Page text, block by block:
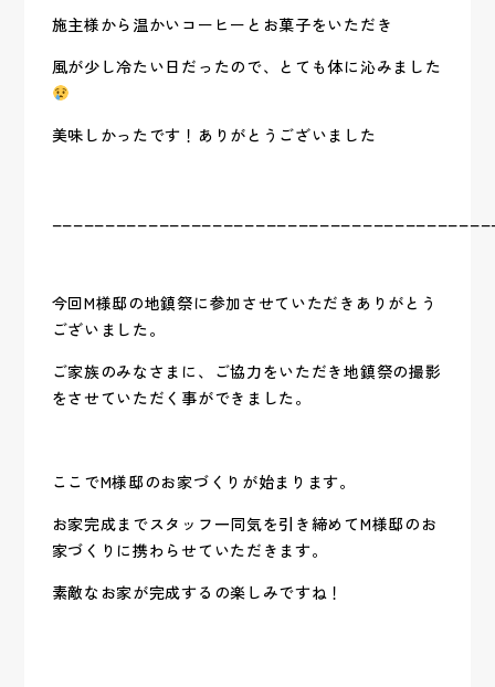
施主様から温かいコーヒーとお菓子をいただき
風が少し冷たい日だったので、とても体に沁みました
美味しかったです！ありがとうございました
今回M様邸の地鎮祭に参加させていただきありがとう
ございました。
ご家族のみなさまに、ご協力をいただき地鎮祭の撮影
をさせていただく事ができました。
ここでM様邸のお家づくりが始まります。
お家完成までスタッフ一同気を引き締めてM様邸のお
家づくりに携わらせていただきます。
素敵なお家が完成するの楽しみですね！